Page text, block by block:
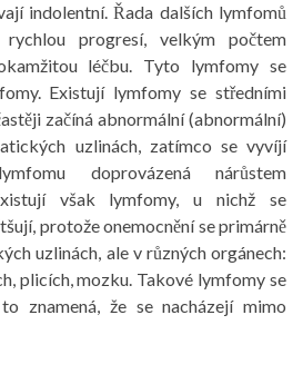
indolentní. Řada dalších lymfomů
rychlou progresí, velkým počtem
léčbu. Tyto lymfomy se
Existují lymfomy se středními
začíná abnormální (abnormální)
uzlinách, zatímco se vyvíjí
doprovázená nárůstem
však lymfomy, u nichž se
protože onemocnění se primárně
uzlinách, ale v různých orgánech:
plicích, mozku. Takové lymfomy se
znamená, že se nacházejí mimo